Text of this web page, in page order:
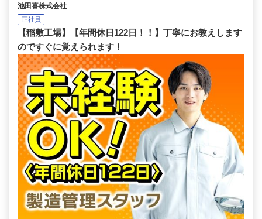
池田喜株式会社
正社員
【稲敷工場】【年間休日122日！！】丁寧にお教えします
のですぐに覚えられます！